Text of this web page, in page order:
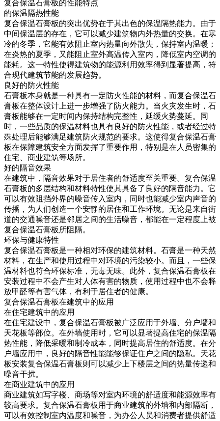
复合保温石膏板的性能特点
的保温隔热性能
复合保温石膏板的突出优势在于其出色的保温隔热能力。由于
中间保温层的存在，它可以减少建筑物内外热量的交换。在寒
冷的冬季，它能有效阻止室内热量向外散失，保持室内温暖；
在炎热的夏季，又能阻止室外高温传入室内，降低室内空调的
能耗。这一特性使得建筑物的能源利用效率得到显著提高，符
合现代建筑节能的发展趋势。
良好的防火性能
石膏板本身就是一种具有一定防火性能的材料，而复合保温石
膏板在整体设计上进一步增强了防火能力。当火灾发生时，石
膏板能够在一定时间内保持结构完整性，延缓火势蔓延。同
时，一些品质的保温材料也具有良好的防火性能，或者经过特
殊处理后能够满足建筑防火规范的要求。这使得复合保温石膏
板在保障建筑安全方面发挥了重要作用，特别是在人员密集的
住宅、商业建筑等场所。
好的隔音效果
在建筑中，隔音效果对于居住者的舒适度至关重要。复合保温
石膏板的多层结构和材料特性使其具备了良好的隔音能力。它
可以有效阻挡外界的噪音传入室内，同时也能减少室内声音的
传播，为人们创造一个安静的居住和工作环境。无论是来自街
道的交通噪音还是邻居之间的生活噪音，都能在一定程度上被
复合保温石膏板所阻隔。
环保与健康特性
复合保温石膏板是一种相对环保的建筑材料。石膏是一种天然
材料，在生产和使用过程中对环境的污染较小。而且，一些保
温材料也符合环保标准，无毒无味。此外，复合保温石膏板在
安装过程中不会产生对人体有害的物质，使用过程中也不会释
放甲醛等有害气体，有利于居住者的健康。
复合保温石膏板在建筑中的应用
在住宅建筑中的应用
在住宅建设中，复合保温石膏板被广泛应用于外墙、分户墙和
天花板等部位。在外墙使用时，它可以显著提高住宅的保温隔
热性能，降低采暖和制冷成本，同时提高居住的舒适度。在分
户墙应用中，良好的隔音性能能够保证住户之间的隐私。天花
板安装复合保温石膏板则可以减少上下楼层之间的热量传递和
噪音干扰。
在商业建筑中的应用
商业建筑如写字楼、商场等对室内环境的舒适度和能源效率有
较高要求。复合保温石膏板用于商业建筑的外墙和内部隔断，
可以有效控制室内温度和噪音，为办公人员和消费者提供舒适